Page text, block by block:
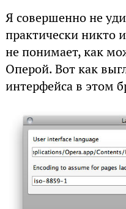
Я совершенно не
практически никто
не понимает, как
Оперой. Вот как
интерфейса в этом